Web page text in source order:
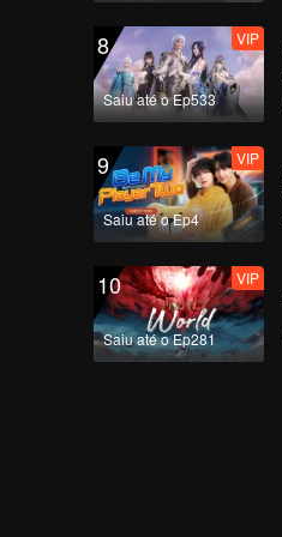
8
Saiu até o Ep533
VIP
9
Saiu até o Ep4
VIP
10
Saiu até o Ep281
VIP